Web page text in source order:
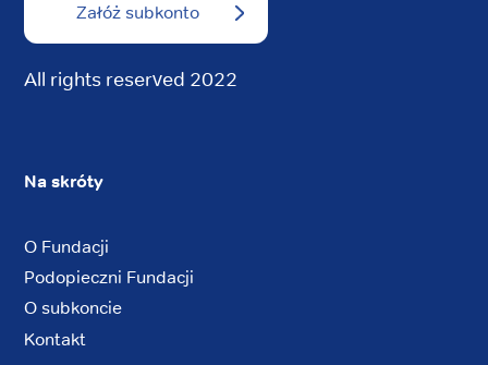
Załóż subkonto
All rights reserved 2022
Na skróty
O Fundacji
Podopieczni Fundacji
O subkoncie
Kontakt